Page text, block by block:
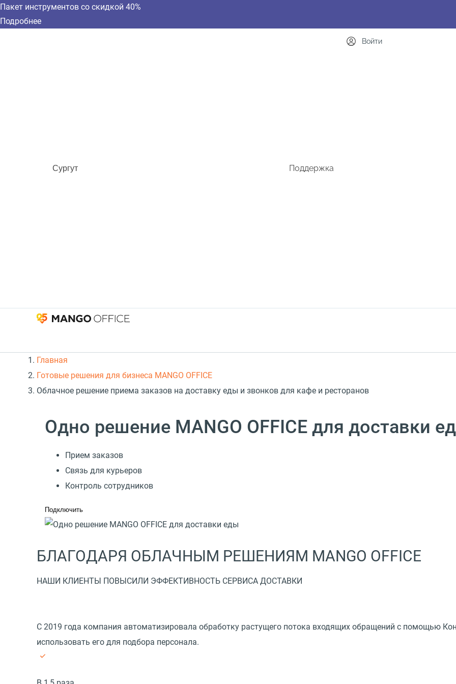
Пакет инструментов со скидкой 40%
Подробнее
Сургут Поддержка
Войти
Главная
Готовые решения для бизнеса MANGO OFFICE
Облачное решение приема заказов на доставку еды и звонков для кафе и ресторанов
Одно решение MANGO OFFICE для доставки
Прием заказов
Связь для курьеров
Контроль сотрудников
Подключить
БЛАГОДАРЯ ОБЛАЧНЫМ РЕШЕНИЯМ MANGO OFFICE
НАШИ КЛИЕНТЫ ПОВЫСИЛИ ЭФФЕКТИВНОСТЬ СЕРВИСА ДОСТАВКИ
С 2019 года компания автоматизировала обработку растущего потока входящих обращений с помощью
использовать его для подбора персонала.